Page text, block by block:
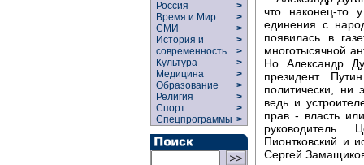
Россия
>
Время и Мир
>
СМИ
>
История и
современность
>
>
Культура
>
Медицина
>
Образование
>
Религия
>
Спорт
>
Спецпрограммы >
что наконец-то
единения с
появилась в
многотысячной
Но Александр
президент
политически, ни
ведь и
прав - власть
руководитель
Пионтковский и
Сергей